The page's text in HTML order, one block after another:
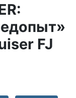
FJ